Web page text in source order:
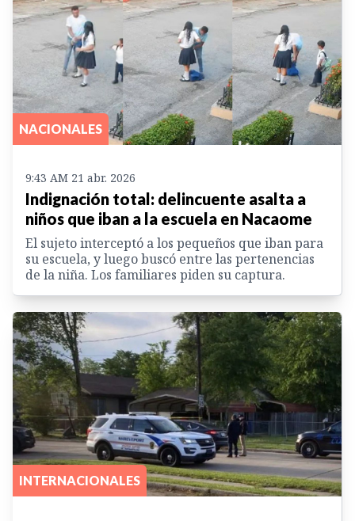
NACIONALES
9:43 AM 21 abr. 2026
Indignación total: delincuente asalta a
niños que iban a la escuela en Nacaome
El sujeto interceptó a los pequeños que iban para
su escuela, y luego buscó entre las pertenencias
de la niña. Los familiares piden su captura.
INTERNACIONALES